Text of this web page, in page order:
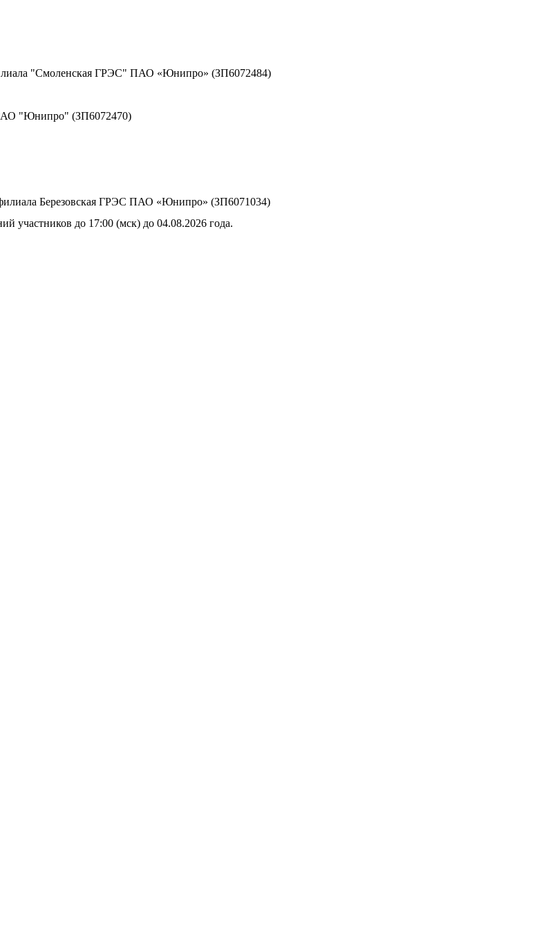
"Смоленская ГРЭС" ПАО «Юнипро» (ЗП6072484)
"Юнипро" (ЗП6072470)
Березовская ГРЭС ПАО «Юнипро» (ЗП6071034)
участников до 17:00 (мск) до 04.08.2026 года.